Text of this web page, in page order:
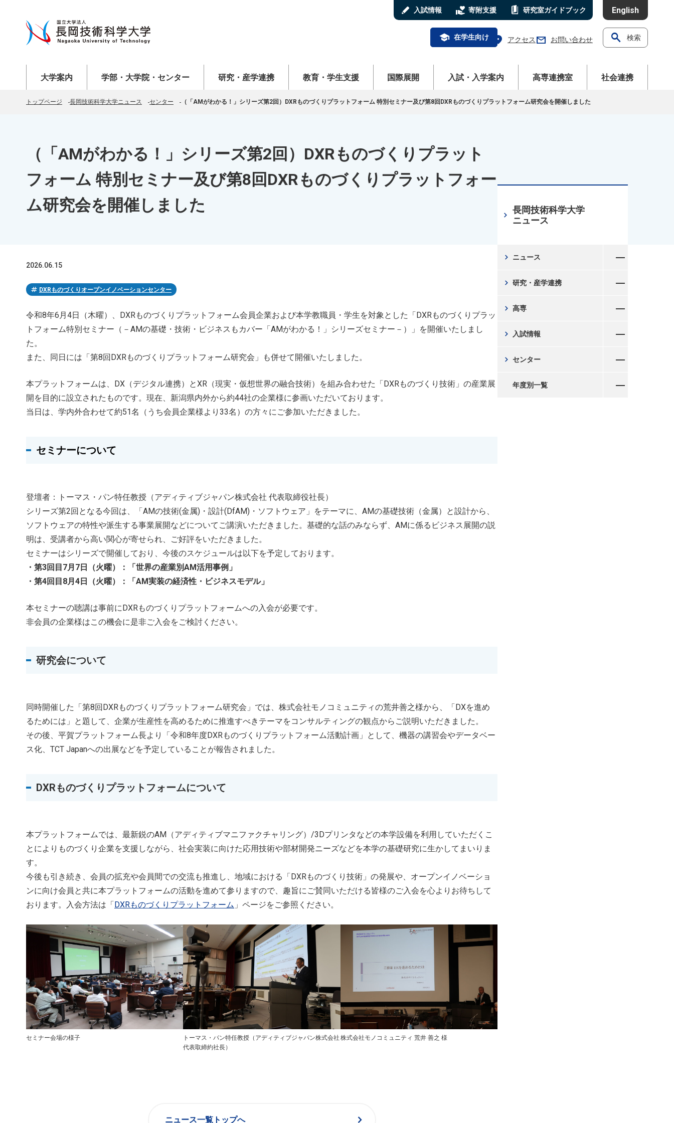
stylus 入試情報 volunteer_activism 寄附支援 book_5 研究室ガイドブック English
school 在学生向け location_on アクセス mail お問い合わせ search 検索
大学案内
学部・大学院・センター
研究・産学連携
教育・学生支援
国際展開
入試・入学案内
高専連携室
社会連携
トップページ 長岡技術科学大学ニュース センター （「AMがわかる！」シリーズ第2回）DXRものづくりプラットフォーム 特別セミナー及び第8回DXRものづくりプラットフォーム研究会を開催しました
（「AMがわかる！」シリーズ第2回）DXRものづくりプラット
フォーム 特別セミナー及び第8回DXRものづくりプラットフォー
ム研究会を開催しました
2026.06.15
tag DXRものづくりオープンイノベーションセンター
令和8年6月4日（木曜）、DXRものづくりプラットフォーム会員企業および本学教職員・学生を対象とした「DXRものづくりプラッ
トフォーム特別セミナー（－AMの基礎・技術・ビジネスもカバー「AMがわかる！」シリーズセミナー－）」を開催いたしまし
た。
また、同日には「第8回DXRものづくりプラットフォーム研究会」も併せて開催いたしました。
本プラットフォームは、DX（デジタル連携）とXR（現実・仮想世界の融合技術）を組み合わせた「DXRものづくり技術」の産業展
開を目的に設立されたものです。現在、新潟県内外から約44社の企業様に参画いただいております。
当日は、学内外合わせて約51名（うち会員企業様より33名）の方々にご参加いただきました。
セミナーについて
登壇者：トーマス・パン特任教授（アディティブジャパン株式会社 代表取締役社長）
シリーズ第2回となる今回は、「AMの技術(金属)・設計(DfAM)・ソフトウェア」をテーマに、AMの基礎技術（金属）と設計から、
ソフトウェアの特性や派生する事業展開などについてご講演いただきました。基礎的な話のみならず、AMに係るビジネス展開の説
明は、受講者から高い関心が寄せられ、ご好評をいただきました。
セミナーはシリーズで開催しており、今後のスケジュールは以下を予定しております。
・第3回目7月7日（火曜）：「世界の産業別AM活用事例」
・第4回目8月4日（火曜）：「AM実装の経済性・ビジネスモデル」
本セミナーの聴講は事前にDXRものづくりプラットフォームへの入会が必要です。
非会員の企業様はこの機会に是非ご入会をご検討ください。
研究会について
同時開催した「第8回DXRものづくりプラットフォーム研究会」では、株式会社モノコミュニティの荒井善之様から、「DXを進め
るためには」と題して、企業が生産性を高めるために推進すべきテーマをコンサルティングの観点からご説明いただきました。
その後、平賀プラットフォーム長より「令和8年度DXRものづくりプラットフォーム活動計画」として、機器の講習会やデータベー
ス化、TCT Japanへの出展などを予定していることが報告されました。
DXRものづくりプラットフォームについて
本プラットフォームでは、最新鋭のAM（アディティブマニファクチャリング）/3Dプリンタなどの本学設備を利用していただくこ
とによりものづくり企業を支援しながら、社会実装に向けた応用技術や部材開発ニーズなどを本学の基礎研究に生かしてまいりま
す。
今後も引き続き、会員の拡充や会員間での交流も推進し、地域における「DXRものづくり技術」の発展や、オープンイノベーショ
ンに向け会員と共に本プラットフォームの活動を進めて参りますので、趣旨にご賛同いただける皆様のご入会を心よりお待ちして
おります。入会方法は「DXRものづくりプラットフォーム 」ページをご参照ください。
セミナー会場の様子
トーマス・パン特任教授（アディティブジャパン株式会社
代表取締約社長）
株式会社モノコミュニティ 荒井 善之 様
ニュース一覧トップへ chevron_right
長岡技術科学大学
ニュース
chevron_right
ニュース
chevron_right
研究・産学連携
chevron_right
高専
chevron_right
入試情報
chevron_right
センター
chevron_right
年度別一覧